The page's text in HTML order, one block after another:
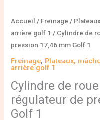
Accueil / Freinage /
arrière golf 1 / Cylindre de
pression 17,46 mm Golf 1
Freinage, Plateaux,
arrière golf 1
Cylindre de
régulateur de
Golf 1